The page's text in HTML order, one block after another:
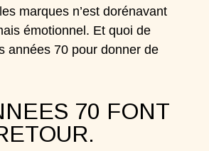
marques n’est dorénavant
émotionnel. Et quoi de
années 70 pour donner de
70 FONT